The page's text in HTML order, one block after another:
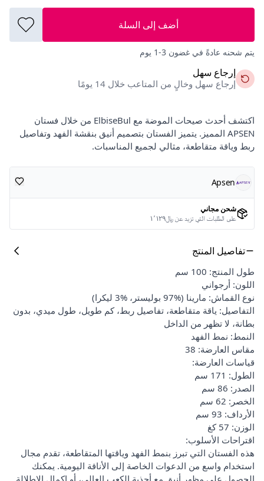
أضف إلى السلة
يتم شحنه عادةً في غضون 3-1 يوم
إرجاع سهل
إرجاع سهل وخالٍ من المتاعب خلال 14 يومًا
اكتشف أحدث صيحات الموضة مع ElbiseBul من خلال فستان
APSEN المميز. يتميز الفستان بتصميم أنيق بنقشة الفهد وتفاصيل
ربط وياقة متقاطعة، مثالي لجميع المناسبات.
Apsen
شحن مجاني
على الطلبات التي تزيد عن ﷼١٬١٢٩
تفاصيل المنتج
طول المنتج: 100 سم
اللون: أرجواني
نوع القماش: مارينا (%97 بوليستر، %3 ليكرا)
التفاصيل: ياقة متقاطعة، تفاصيل ربط، كم طويل، طول ميدي، بدون
بطانة، لا تظهر من الداخل
النمط: نمط الفهد
مقاس العارضة: 38
قياسات العارضة:
الطول: 171 سم
الصدر: 86 سم
الخصر: 62 سم
الأرداف: 93 سم
الوزن: 57 كغ
اقتراحات الأسلوب:
هذه الفستان التي تبرز بنمط الفهد وياقتها المتقاطعة، تقدم مجال
استخدام واسع من الدعوات الخاصة إلى الأناقة اليومية. يمكنك
الحصول على مظهر أنيق مع أحذية الكعب العالي، أو إكمال الإطلالة